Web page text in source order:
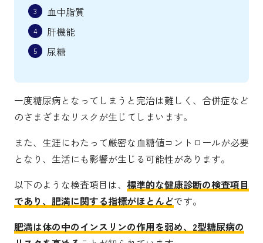
血中脂質
肝機能
尿糖
一度糖尿病となってしまうと完治は難しく、合併症など
のさまざまなリスクが生じてしまいます。
また、生涯にわたって厳密な血糖値コントロールが必要
となり、生活にも影響が生じる可能性があります。
以下のような検査項目は、 標準的な健康診断の検査項目
であり、肥満に関する指標がほとんどです。
肥満は体の中のインスリンの作用を弱め、2型糖尿病の